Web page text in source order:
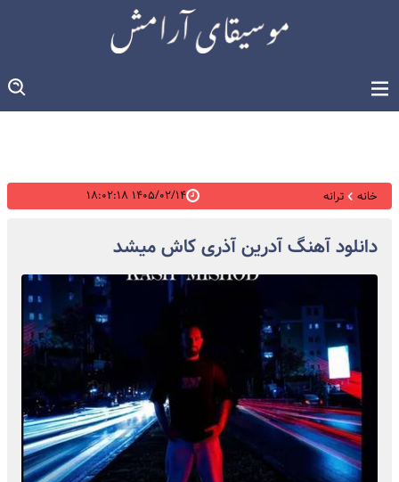
خانه ترانه ۱۴۰۵/۰۲/۱۴ ۱۸:۰۲:۱۸
دانلود آهنگ آدرین آذری کاش میشد